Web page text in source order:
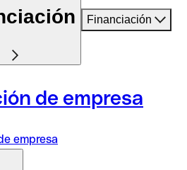
Financiación
de empresa
empresa